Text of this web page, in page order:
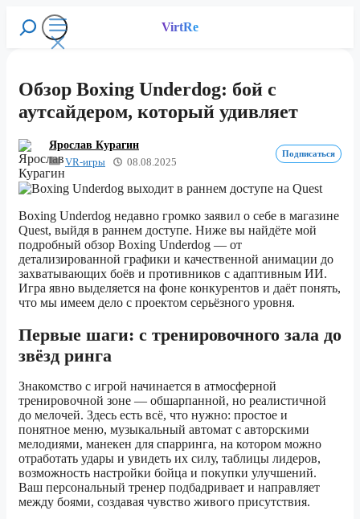
Перейти
содержимому
VirtRe
Меню
Поиск
Обзор Boxing Underdog: бой с
аутсайдером, который удивляет
Ярослав Курагин
VR-игры
08.08.2025
Подписаться
Boxing Underdog недавно громко заявил о себе в магазине
Quest, выйдя в раннем доступе. Ниже вы найдёте мой
подробный обзор Boxing Underdog — от
детализированной графики и качественной анимации до
захватывающих боёв и противников с адаптивным ИИ.
Игра явно выделяется на фоне конкурентов и даёт понять,
что мы имеем дело с проектом серьёзного уровня.
Первые шаги: с тренировочного зала до
звёзд ринга
Знакомство с игрой начинается в атмосферной
тренировочной зоне — обшарпанной, но реалистичной
до мелочей. Здесь есть всё, что нужно: простое и
понятное меню, музыкальный автомат с авторскими
мелодиями, манекен для спарринга, на котором можно
отработать удары и увидеть их силу, таблицы лидеров,
возможность настройки бойца и покупки улучшений.
Ваш персональный тренер подбадривает и направляет
между боями, создавая чувство живого присутствия.